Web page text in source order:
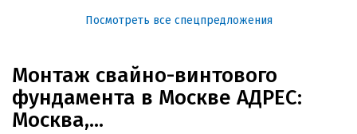
Посмотреть все спецпредложения
Монтаж свайно-винтового
фундамента в Москве АДРЕС:
Москва,...